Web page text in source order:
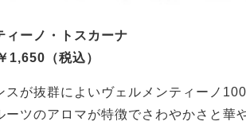
ィーノ・トスカーナ
（税込）
スが抜群によいヴェルメンティーノ
ツのアロマが特徴でさわやかさと華